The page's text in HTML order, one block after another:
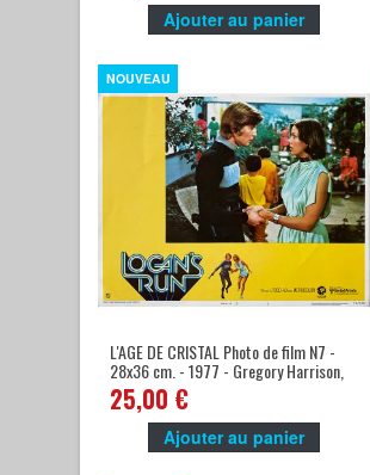
Ajouter au panier
NOUVEAU
L'AGE DE CRISTAL Photo de film N7 -
28x36 cm. - 1977 - Gregory Harrison,
Donald Moffat -
25,00 €
Ajouter au panier